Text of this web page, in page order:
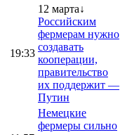
19:33
12 марта↓
Российским
фермерам нужно
создавать
кооперации,
правительство
их поддержит —
Путин
Немецкие
фермеры сильно